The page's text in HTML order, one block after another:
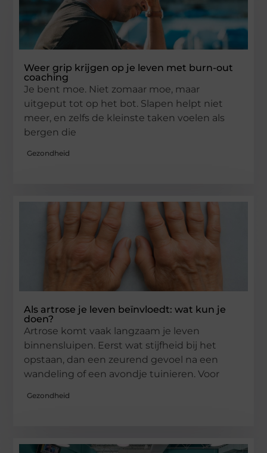
Weer grip krijgen op je leven met burn-out
coaching
Je bent moe. Niet zomaar moe, maar
uitgeput tot op het bot. Slapen helpt niet
meer, en zelfs de kleinste taken voelen als
bergen die
Gezondheid
Als artrose je leven beïnvloedt: wat kun je
doen?
Artrose komt vaak langzaam je leven
binnensluipen. Eerst wat stijfheid bij het
opstaan, dan een zeurend gevoel na een
wandeling of een avondje tuinieren. Voor
Gezondheid